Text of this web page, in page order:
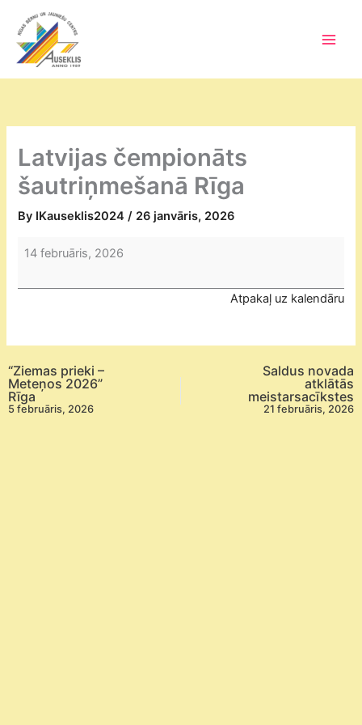
content
Latvijas čempionāts
šautriņmešanā Rīga
By IKauseklis2024/ 26 janvāris, 2026
Latvijas
šautriņmešanā
14 februāris, 2026
Atpakaļ uz kalendāru
“Ziemas prieki –
Meteņos 2026”
Rīga
5 februāris, 2026
Saldus novada
atklātās
meistarsacīkstes
21 februāris, 2026